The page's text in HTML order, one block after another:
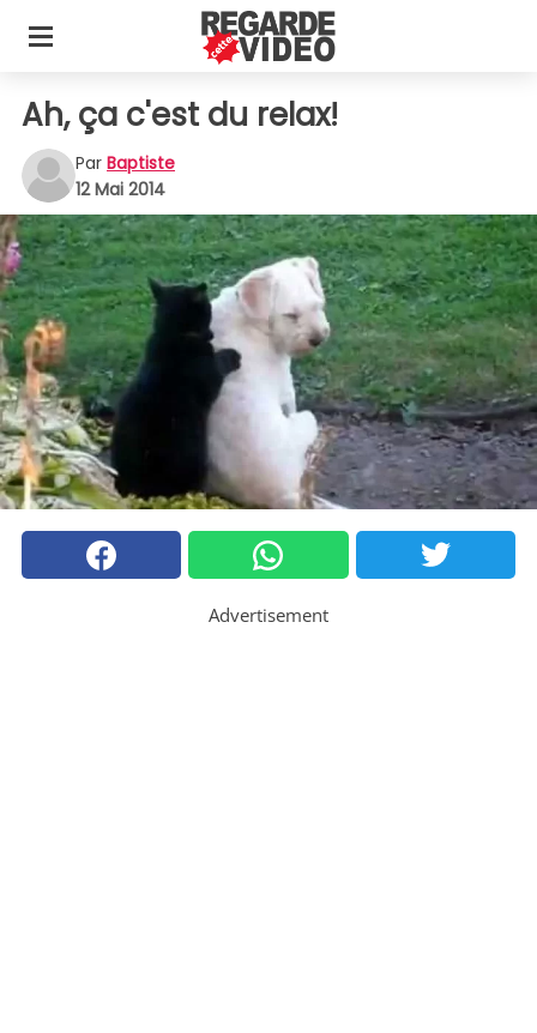
Ah, ça c'est du relax!
Par Baptiste
12 Mai 2014
Advertisement